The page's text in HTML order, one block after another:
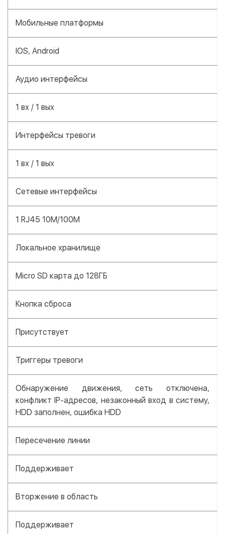
Мобильные платформы
IOS, Android
Аудио интерфейсы
1 вх / 1 вых
Интерфейсы тревоги
1 вх / 1 вых
Сетевые интерфейсы
1 RJ45 10M/100M
Локальное хранилище
Micro SD карта до 128ГБ
Кнопка сброса
Присутствует
Триггеры тревоги
Обнаружение движения, сеть отключена,
конфликт IP-адресов, незаконный вход в систему,
HDD заполнен, ошибка HDD
Пересечение линии
Поддерживает
Вторжение в область
Поддерживает